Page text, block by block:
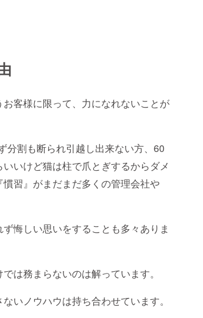
客様に限って、力になれないことが
分割も断られ引越し出来ない方、60
いけど猫は柱で爪とぎするからダメ
習』がまだまだ多くの管理会社や
悔しい思いをすることも多々ありま
は務まらないのは解っています。
いノウハウは持ち合わせています。